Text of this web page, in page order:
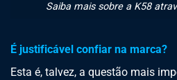
Saiba mais sobre a K58
É justificável confiar na marca?
Esta é, talvez, a questão mais